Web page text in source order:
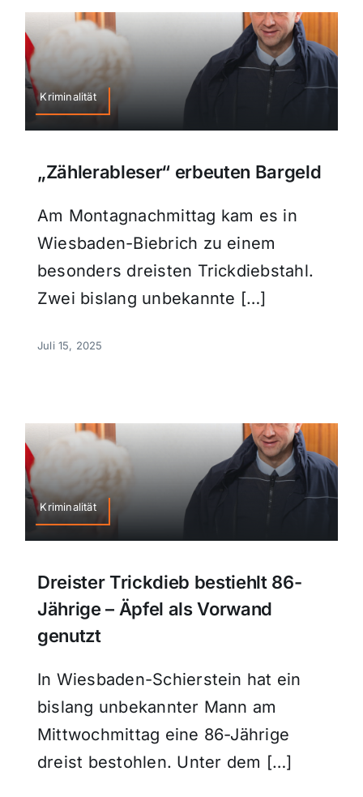
Kriminalität
„Zählerableser“ erbeuten Bargeld
Am Montagnachmittag kam es in
Wiesbaden-Biebrich zu einem
besonders dreisten Trickdiebstahl.
Zwei bislang unbekannte […]
Juli 15, 2025
Kriminalität
Dreister Trickdieb bestiehlt 86-
Jährige – Äpfel als Vorwand
genutzt
In Wiesbaden-Schierstein hat ein
bislang unbekannter Mann am
Mittwochmittag eine 86-Jährige
dreist bestohlen. Unter dem […]